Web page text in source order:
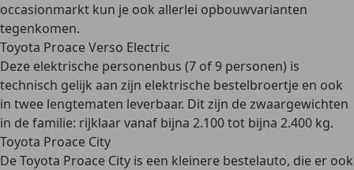
occasionmarkt kun je ook allerlei opbouwvarianten
tegenkomen.
Toyota Proace Verso Electric
Deze elektrische personenbus (7 of 9 personen) is
technisch gelijk aan zijn elektrische bestelbroertje en ook
in twee lengtematen leverbaar. Dit zijn de zwaargewichten
in de familie: rijklaar vanaf bijna 2.100 tot bijna 2.400 kg.
Toyota Proace City
De Toyota Proace City is een kleinere bestelauto, die er ook